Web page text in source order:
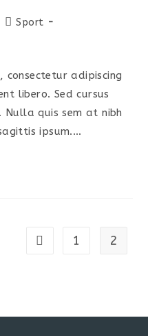
Beitrags-
Sport
adipiscing
libero. Sed cursus
Nulla quis sem at nibh
ipsum.…
Gehe zur vorherigen
1 2